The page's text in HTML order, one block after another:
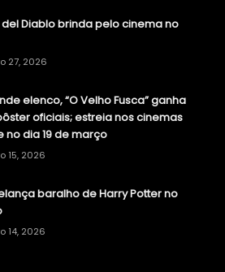
Diablo brinda pelo cinema no
27, 2026
elenco, “O Velho Fusca” ganha
oficiais; estreia nos cinemas
no dia 19 de março
15, 2026
baralho de Harry Potter no
14, 2026